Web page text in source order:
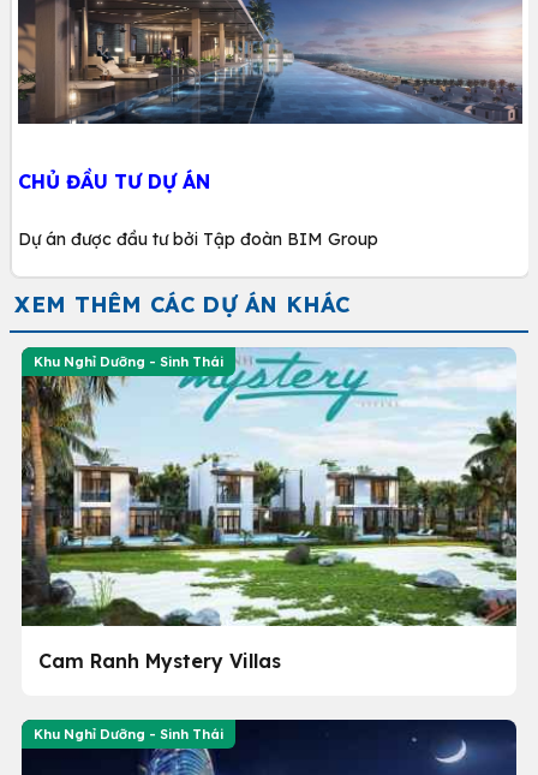
CHỦ ĐẦU TƯ DỰ ÁN
Dự án được đầu tư bởi Tập đoàn BIM Group
XEM THÊM CÁC DỰ ÁN KHÁC
Khu Nghỉ Dưỡng - Sinh Thái
Cam Ranh Mystery Villas
Khu Nghỉ Dưỡng - Sinh Thái